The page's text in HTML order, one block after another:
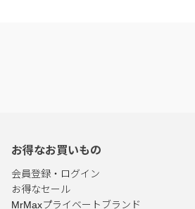
お得なお買いもの
会員登録・ログイン
お得なセール
MrMaxプライベートブランド